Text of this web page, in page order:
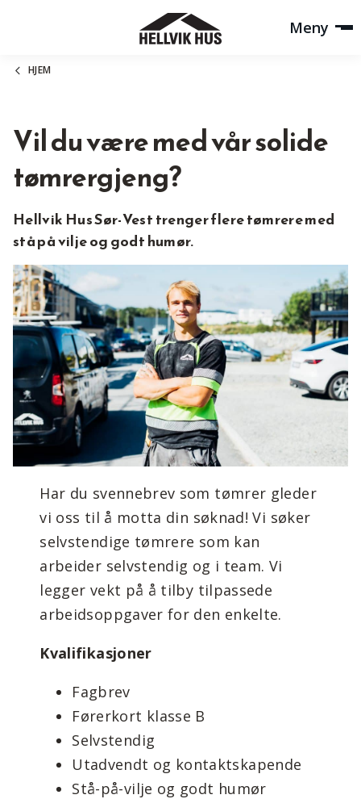
Meny
HJEM
Vil du være med vår solide
tømrergjeng?
Hellvik Hus Sør-Vest trenger flere tømrere med
stå på vilje og godt humør.
Har du svennebrev som tømrer gleder
vi oss til å motta din søknad! Vi søker
selvstendige tømrere som kan
arbeider selvstendig og i team. Vi
legger vekt på å tilby tilpassede
arbeidsoppgaver for den enkelte.
Kvalifikasjoner
Fagbrev
Førerkort klasse B
Selvstendig
Utadvendt og kontaktskapende
Stå-på-vilje og godt humør